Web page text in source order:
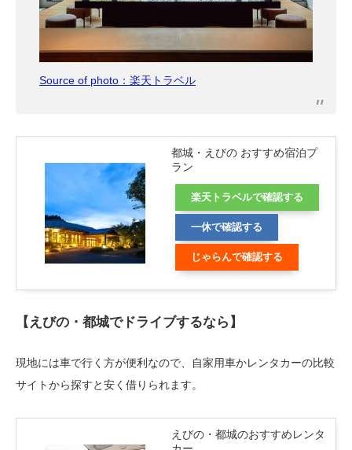
Source of photo：楽天トラベル
都城・えびの おすすめ宿泊プ
ラン
楽天トラベルで確認する
一休で確認する
じゃらんで確認する
【えびの・都城でドライブするなら】
現地には車で行く方が便利なので、自家用車かレンタカーの比較
サイトから探すと安く借りられます。
えびの・都城のおすすめレンタ